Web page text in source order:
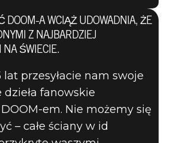
Z
A –
DOOM-A WCIĄŻ UDOWADNIA, ŻE
Z NAJBARDZIEJ
NA ŚWIECIE.
przesyłacie nam swoje
fanowskie
em. Nie możemy się
– całe ściany w id